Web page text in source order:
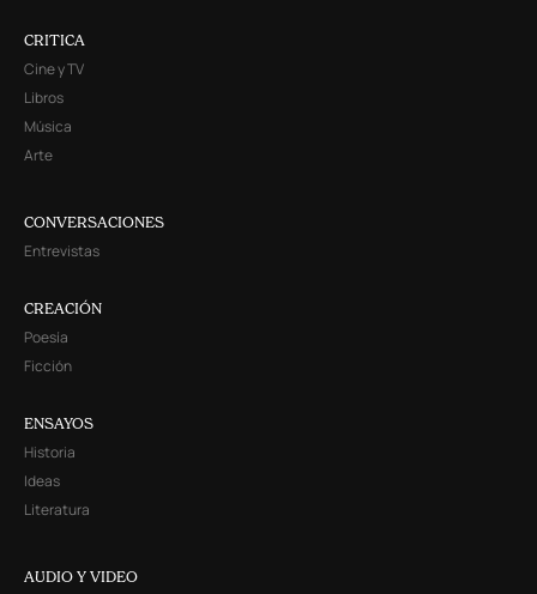
CRITICA
Cine y TV
Libros
Música
Arte
CONVERSACIONES
Entrevistas
CREACIÓN
Poesía
Ficción
ENSAYOS
Historia
Ideas
Literatura
AUDIO Y VIDEO